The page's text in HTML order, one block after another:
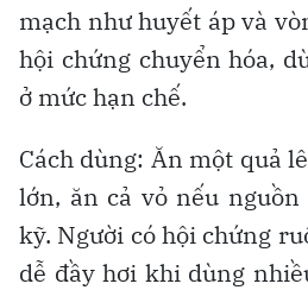
mạch như huyết áp và
hội chứng chuyển hóa,
ở mức hạn chế.
Cách dùng: Ăn một quả
lớn, ăn cả vỏ nếu
kỹ. Người có hội chứng
dễ đầy hơi khi dùng